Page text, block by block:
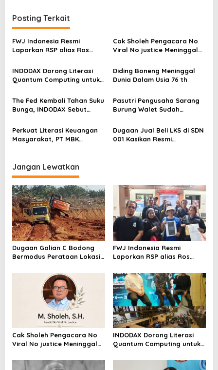
s
i
p
o
s
Posting Terkait
FWJ Indonesia Resmi
Laporkan RSP alias Ros
Cak Sholeh Pengacara No
Viral No justice Meninggal
INDODAX Dorong Literasi
Quantum Computing untuk
Blockchain
Diding Boneng Meninggal
Dunia Dalam Usia 76 th
The Fed Kembali Tahan Suku
Bunga, INDODAX Sebut
Sentimen Pasar
Pasutri Pengusaha Sarang
Burung Walet Sudah
Pelapor Desak Polda Jambi
Segera Lakukan Penahanan
Perkuat Literasi Keuangan
Masyarakat, PT MBK
Dugaan Jual Beli LKS di SDN
001 Kasikan Resmi
Jangan Lewatkan
Dugaan Galian C Bodong
Bermodus Perataan Lokasi
Riau Akan Tinjauan Lokasi
FWJ Indonesia Resmi
Laporkan RSP alias Ros
Cak Sholeh Pengacara No
Viral No justice Meninggal
INDODAX Dorong Literasi
Quantum Computing untuk
Blockchain